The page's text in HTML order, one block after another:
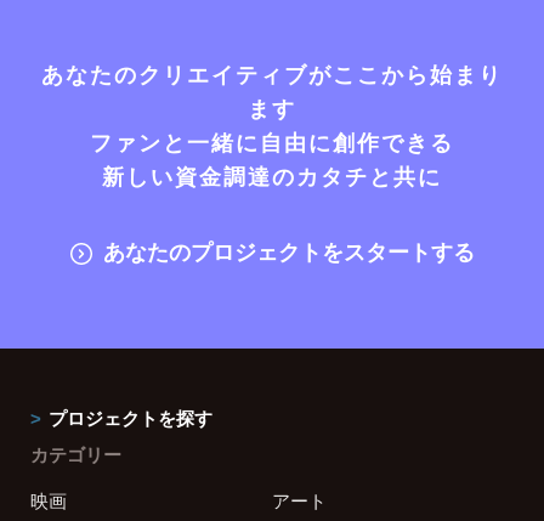
あなたのクリエイティブがここから始まり
ます
ファンと一緒に自由に創作できる
新しい資金調達のカタチと共に
あなたのプロジェクトをスタートする
プロジェクトを探す
カテゴリー
映画
アート